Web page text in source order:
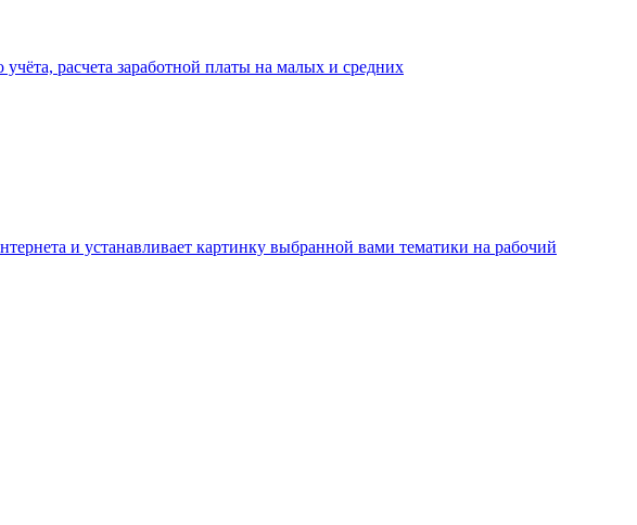
расчета заработной платы на малых и средних
и устанавливает картинку выбранной вами тематики на рабочий